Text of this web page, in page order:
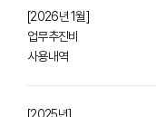
[2026년 1월]
업무추진비
사용내역